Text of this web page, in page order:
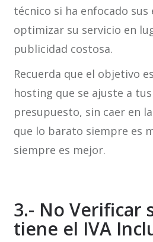
técnico si ha enfocado sus
optimizar su servicio en
publicidad costosa.
Recuerda que el objetivo
hosting que se ajuste a
presupuesto, sin caer en
que lo barato siempre es
siempre es mejor.
3.- No Verificar
tiene el IVA